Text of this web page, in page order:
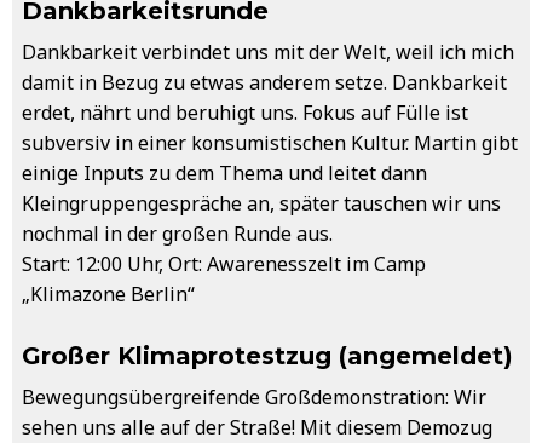
Dankbarkeitsrunde
Dankbarkeit verbindet uns mit der Welt, weil ich mich
damit in Bezug zu etwas anderem setze. Dankbarkeit
erdet, nährt und beruhigt uns. Fokus auf Fülle ist
subversiv in einer konsumistischen Kultur. Martin gibt
einige Inputs zu dem Thema und leitet dann
Kleingruppengespräche an, später tauschen wir uns
nochmal in der großen Runde aus.
Start: 12:00 Uhr, Ort: Awarenesszelt im Camp
„Klimazone Berlin“
Großer Klimaprotestzug (angemeldet)
Bewegungsübergreifende Großdemonstration: Wir
sehen uns alle auf der Straße! Mit diesem Demozug